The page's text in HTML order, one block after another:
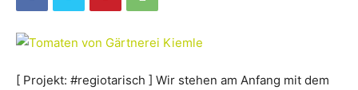
[ Projekt: #regiotarisch ] Wir stehen am Anfang mit dem